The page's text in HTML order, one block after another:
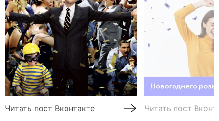
Читать пост Вконтакте Читать пост